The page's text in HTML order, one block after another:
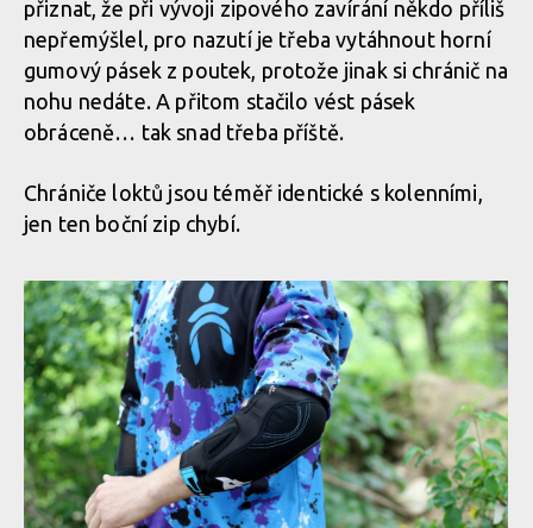
přiznat, že při vývoji zipového zavírání někdo příliš
nepřemýšlel, pro nazutí je třeba vytáhnout horní
gumový pásek z poutek, protože jinak si chránič na
nohu nedáte. A přitom stačilo vést pásek
obráceně… tak snad třeba příště.
Chrániče loktů jsou téměř identické s kolenními,
jen ten boční zip chybí.